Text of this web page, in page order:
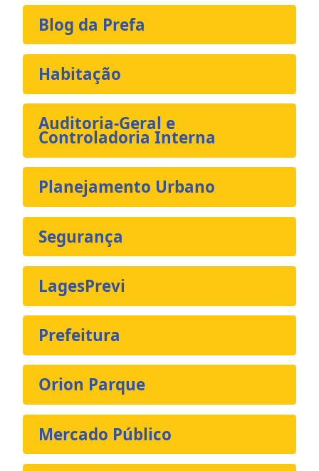
Blog da Prefa
Habitação
Auditoria-Geral e
Controladoria Interna
Planejamento Urbano
Segurança
LagesPrevi
Prefeitura
Orion Parque
Mercado Público